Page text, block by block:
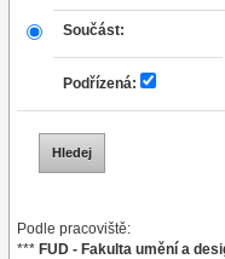
Součást:
Podřízená:
Podle pracoviště:
*** FUD - Fakulta umění a